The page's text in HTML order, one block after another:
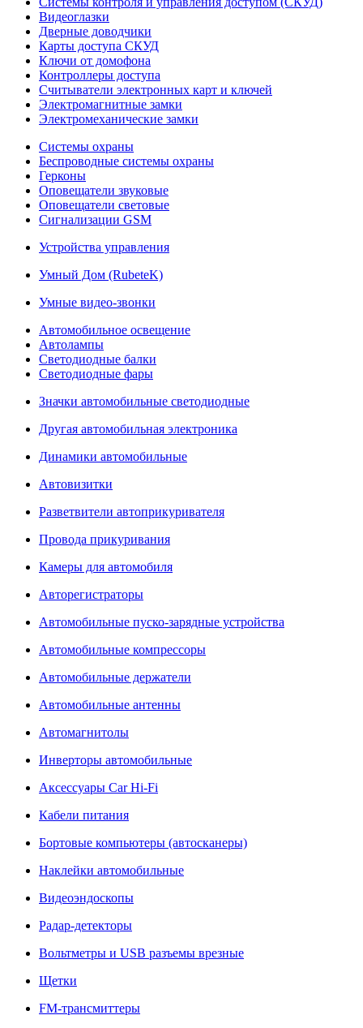
Видеоглазки
Дверные доводчики
Карты доступа СКУД
Ключи от домофона
Контроллеры доступа
Считыватели электронных карт и ключей
Электромагнитные замки
Электромеханические замки
Системы охраны
Беспроводные системы охраны
Герконы
Оповещатели звуковые
Оповещатели световые
Сигнализации GSM
Устройства управления
Умный Дом (RubeteK)
Умные видео-звонки
Автомобильное освещение
Автолампы
Светодиодные балки
Светодиодные фары
Значки автомобильные светодиодные
Другая автомобильная электроника
Динамики автомобильные
Автовизитки
Разветвители автоприкуривателя
Провода прикуривания
Камеры для автомобиля
Авторегистраторы
Автомобильные пуско-зарядные устройства
Автомобильные компрессоры
Автомобильные держатели
Автомобильные антенны
Автомагнитолы
Инверторы автомобильные
Аксессуары Car Hi-Fi
Кабели питания
Бортовые компьютеры (автосканеры)
Наклейки автомобильные
Видеоэндоскопы
Радар-детекторы
Вольтметры и USB разъемы врезные
Щетки
FM-трансмиттеры